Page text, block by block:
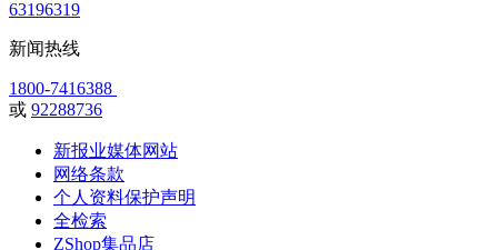
63196319
新闻热线
1800-7416388
或 92288736
新报业媒体网站
网络条款
个人资料保护声明
全检索
ZShop集品店